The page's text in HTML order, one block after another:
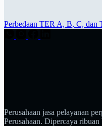
Perbedaan TER A, B, C, dan
Perusahaan jasa pelayanan
Perusahaan. Dipercaya